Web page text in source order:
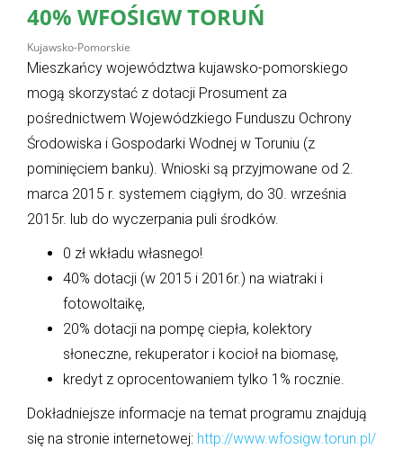
40% WFOŚIGW TORUŃ
Kujawsko-Pomorskie
Mieszkańcy województwa kujawsko-pomorskiego
mogą skorzystać z dotacji Prosument za
pośrednictwem Wojewódzkiego Funduszu Ochrony
Środowiska i Gospodarki Wodnej w Toruniu (z
pominięciem banku). Wnioski są przyjmowane od 2.
marca 2015 r. systemem ciągłym, do 30. września
2015r. lub do wyczerpania puli środków.
0 zł wkładu własnego!
40% dotacji (w 2015 i 2016r.) na wiatraki i
fotowoltaikę,
20% dotacji na pompę ciepła, kolektory
słoneczne, rekuperator i kocioł na biomasę,
kredyt z oprocentowaniem tylko 1% rocznie.
Dokładniejsze informacje na temat programu znajdują
się na stronie internetowej: http://www.wfosigw.torun.pl/